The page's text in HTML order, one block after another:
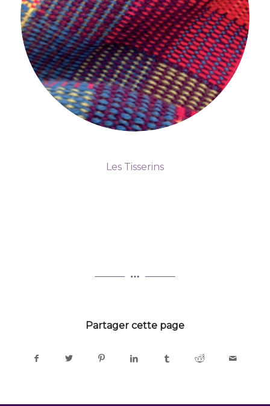
Les Tisserins
Partager cette page